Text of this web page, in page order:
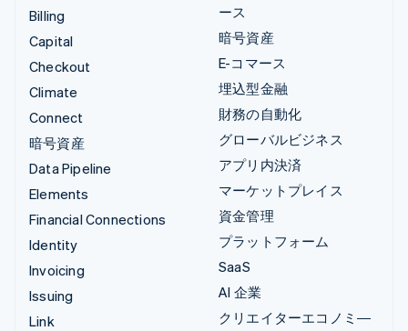
Billing
Capital
Checkout
Climate
Connect
暗号資産
Data Pipeline
Elements
Financial Connections
Identity
Invoicing
Issuing
Link
ース
暗号資産
E-コマース
埋込型金融
財務の自動化
グローバルビジネス
アプリ内決済
マーケットプレイス
資金管理
プラットフォーム
SaaS
AI 企業
クリエイターエコノミ―